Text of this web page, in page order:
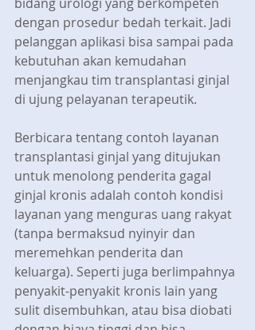
dengan prosedur bedah terkait. Jadi
pelanggan aplikasi bisa sampai pada
kebutuhan akan kemudahan
menjangkau tim transplantasi ginjal
di ujung pelayanan terapeutik.
Berbicara tentang contoh layanan
transplantasi ginjal yang ditujukan
untuk menolong penderita gagal
ginjal kronis adalah contoh kondisi
layanan yang menguras uang rakyat
(tanpa bermaksud nyinyir dan
meremehkan penderita dan
keluarga). Seperti juga berlimpahnya
penyakit-penyakit kronis lain yang
sulit disembuhkan, atau bisa diobati